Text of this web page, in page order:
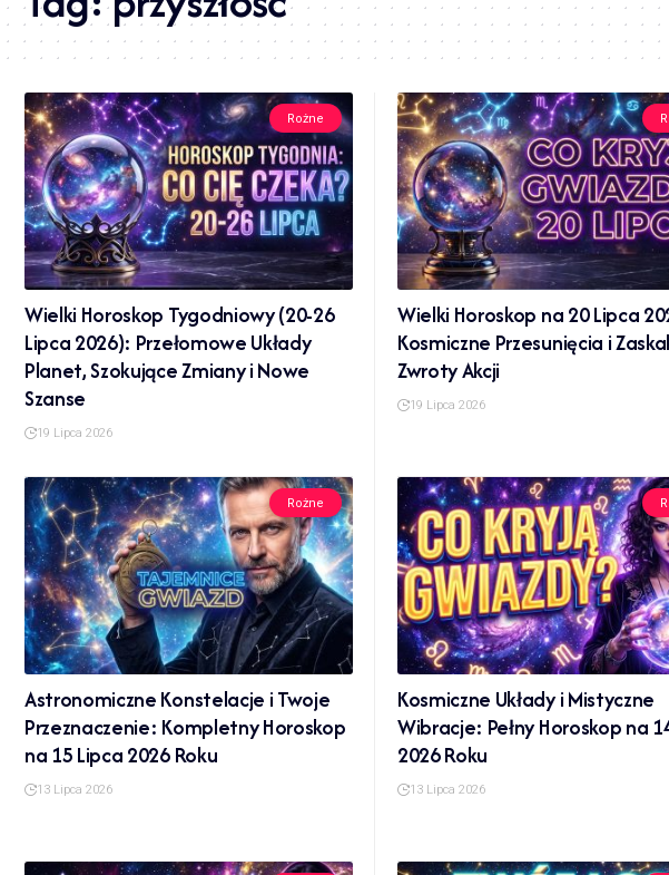
Rożne
Wielki Horoskop Tygodniowy (20-26
Lipca 2026): Przełomowe Układy
Planet, Szokujące Zmiany i Nowe
Szanse
19 Lipca 2026
Wielki Horoskop na 20 Lipca
Kosmiczne Przesunięcia i
Zwroty Akcji
19 Lipca 2026
Rożne
Astronomiczne Konstelacje i Twoje
Przeznaczenie: Kompletny Horoskop
na 15 Lipca 2026 Roku
13 Lipca 2026
Kosmiczne Układy i Mistyczne
Wibracje: Pełny Horoskop na
2026 Roku
13 Lipca 2026